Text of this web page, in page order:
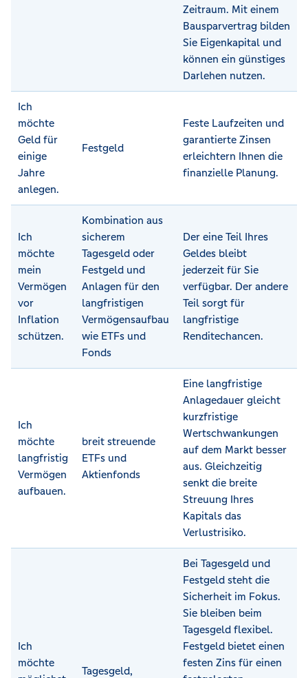
Zeitraum. Mit einem
Bausparvertrag bilden
Sie Eigenkapital und
können ein günstiges
Darlehen nutzen.
Ich
möchte
Geld für
einige
Jahre
anlegen.
Festgeld
Feste Laufzeiten und
garantierte Zinsen
erleichtern Ihnen die
finanzielle Planung.
Ich
möchte
mein
Vermögen
vor
Inflation
schützen.
Kombination aus
sicherem
Tagesgeld oder
Festgeld und
Anlagen für den
langfristigen
Vermögensaufbau
wie ETFs und
Fonds
Der eine Teil Ihres
Geldes bleibt
jederzeit für Sie
verfügbar. Der andere
Teil sorgt für
langfristige
Renditechancen.
Ich
möchte
langfristig
Vermögen
aufbauen.
breit streuende
ETFs und
Aktienfonds
Eine langfristige
Anlagedauer gleicht
kurzfristige
Wertschwankungen
auf dem Markt besser
aus. Gleichzeitig
senkt die breite
Streuung Ihres
Kapitals das
Verlustrisiko.
Ich
möchte
Tagesgeld,
Bei Tagesgeld und
Festgeld steht die
Sicherheit im Fokus.
Sie bleiben beim
Tagesgeld flexibel.
Festgeld bietet einen
festen Zins für einen